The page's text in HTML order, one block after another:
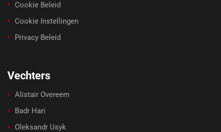
Cookie Beleid
Cookie Instellingen
Privacy Beleid
Vechters
Alistair Overeem
Badr Hari
Oleksandr Usyk